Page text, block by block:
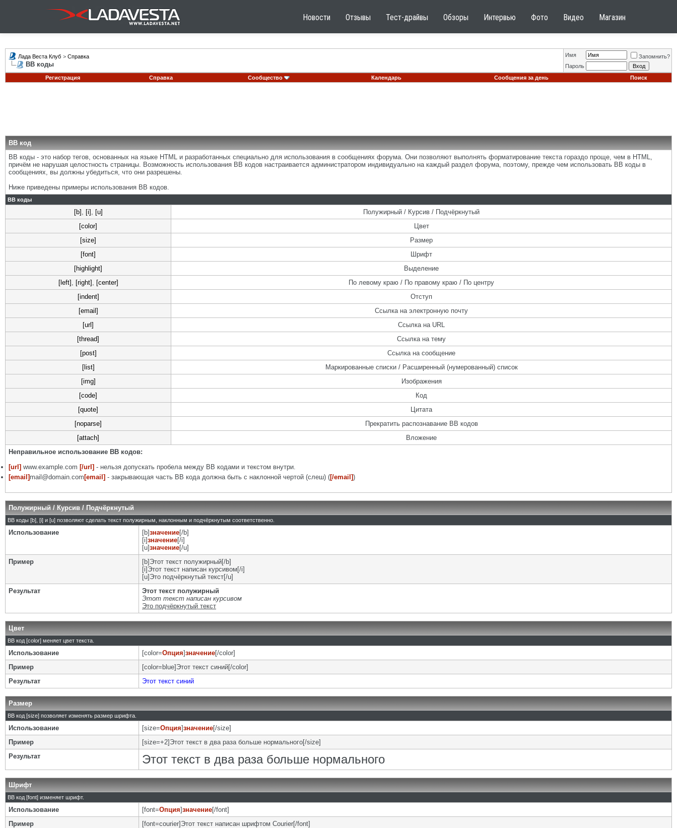
Новости Отзывы Тест-драйвы Обзоры Интервью Фото Видео Магазин
Лада Веста Клуб > Справка
BB коды
Имя
Запомнить?
Пароль
Регистрация
Справка Сообщество Календарь Сообщения за день Поиск
BB код
BB коды - это набор тегов, основанных на языке HTML и разработанных специально для использования в сообщениях форума. Они позволяют выполнять форматирование текста гораздо проще, чем в HTML,
причём не нарушая целостность страницы. Возможность использования BB кодов настраивается администратором индивидуально на каждый раздел форума, поэтому, прежде чем использовать BB коды в
сообщениях, вы должны убедиться, что они разрешены.
Ниже приведены примеры использования BB кодов.
BB коды
[b] , [i] , [u]
Полужирный / Курсив / Подчёркнутый
[color]
Цвет
[size]
Размер
[font]
Шрифт
[highlight]
Выделение
[left] , [right] , [center]
По левому краю / По правому краю / По центру
[indent]
Отступ
[email]
Ссылка на электронную почту
[url]
Ссылка на URL
[thread]
Ссылка на тему
[post]
Ссылка на сообщение
[list]
Маркированные списки / Расширенный (нумерованный) список
[img]
Изображения
[code]
Код
[quote]
Цитата
[noparse]
Прекратить распознавание BB кодов
[attach]
Вложение
Неправильное использование BB кодов:
[url] www.example.com [/url] - нельзя допускать пробела между BB кодами и текстом внутри.
[email] mail@domain.com [email] - закрывающая часть BB кода должна быть с наклонной чертой (слеш) ([/email])
Полужирный / Курсив / Подчёркнутый
BB коды [b], [i] и [u] позволяют сделать текст полужирным, наклонным и подчёркнутым соответственно.
Использование [b]значение[/b]
[i]значение[/i]
[u]значение[/u]
Пример
[b]Этот текст полужирный[/b]
[i]Этот текст написан курсивом[/i]
[u]Это подчёркнутый текст[/u]
Результат
Этот текст полужирный
Этот текст написан курсивом
Это подчёркнутый текст
Цвет
BB код [color] меняет цвет текста.
Использование [color=Опция]значение[/color]
Пример
[color=blue]Этот текст синий[/color]
Результат
Этот текст синий
Размер
BB код [size] позволяет изменять размер шрифта.
Использование [size=Опция]значение[/size]
Пример
[size=+2]Этот текст в два раза больше нормального[/size]
Результат
Этот текст в два раза больше нормального
Шрифт
BB код [font] изменяет шрифт.
Использование [font=Опция]значение[/font]
Пример
[font=courier]Этот текст написан шрифтом Courier[/font]